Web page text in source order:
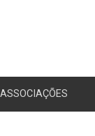
ASSOCIAÇÕES